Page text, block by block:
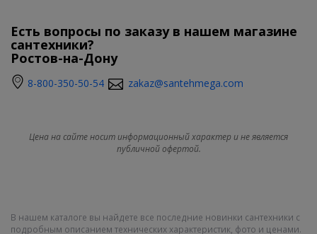
Есть вопросы по заказу в нашем магазине
сантехники?
Ростов-на-Дону
8-800-350-50-54 zakaz@santehmega.com
Цена на сайте носит информационный характер и не является
публичной офертой.
В нашем каталоге вы найдете все последние новинки сантехники с
подробным описанием технических характеристик, фото и ценами.